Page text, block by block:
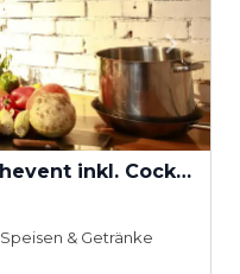
Teamevent im Loft: Kochevent inkl. Cocktail-Workshop ab 16 Teilnehmern
Speisen & Getränke